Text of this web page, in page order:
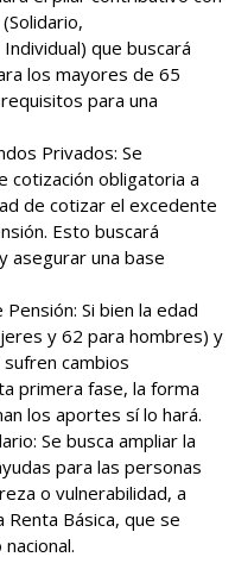
que buscará
los mayores de 65
para una
Privados: Se
cotización obligatoria a
de cotizar el excedente
Esto buscará
asegurar una base
Si bien la edad
y 62 para hombres) y
cambios
primera fase, la forma
los aportes sí lo hará.
Se busca ampliar la
para las personas
o vulnerabilidad, a
Básica, que se